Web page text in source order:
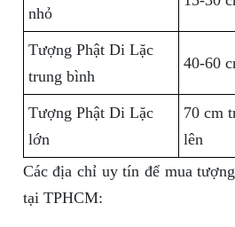
nhỏ
Tượng Phật Di Lặc
trung bình
40-60
Tượng Phật Di Lặc
lớn
70 cm
lên
Các địa chỉ uy tín để mua
tại TPHCM: